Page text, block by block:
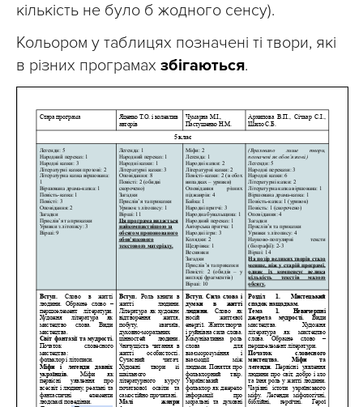
кількість не було б жодного сенсу).
Кольором у таблицях позначені ті твори, які
в різних програмах збігаються.